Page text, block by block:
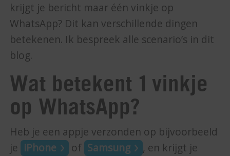
krijgt je bericht maar één vinkje op
WhatsApp? Dit kan verschillende dingen
betekenen. Ik bespreek alle scenario’s in dit
blog.
Wat betekent 1 vinkje
op WhatsApp?
Heb je een appje verzonden op bijvoorbeeld
je iPhone of Samsung
, en krijgt je